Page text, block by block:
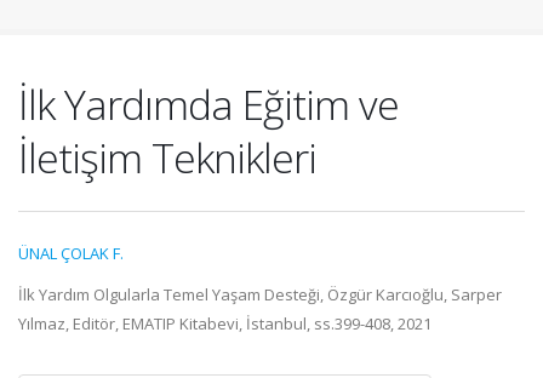
İlk Yardımda Eğitim ve
İletişim Teknikleri
ÜNAL ÇOLAK F.
İlk Yardım Olgularla Temel Yaşam Desteği, Özgür Karcıoğlu, Sarper
Yılmaz, Editör, EMATIP Kitabevi, İstanbul, ss.399-408, 2021